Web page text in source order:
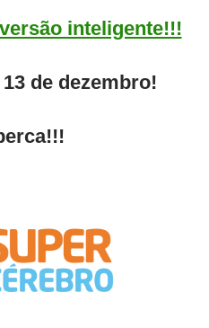
inteligente!!!
de dezembro!